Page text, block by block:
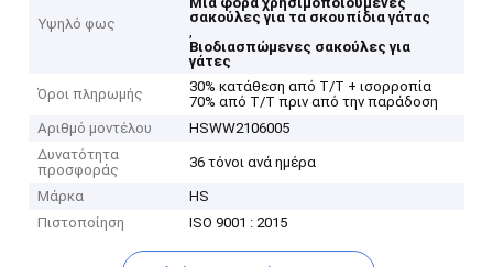
Υψηλό φως
σακούλες για τα σκουπίδια γάτας
,
Βιοδιασπώμενες σακούλες για
γάτες
Όροι πληρωμής
30% κατάθεση από T/T + ισορροπία
70% από T/T πριν από την παράδοση
Αριθμό μοντέλου
HSWW2106005
Δυνατότητα
προσφοράς
36 τόνοι ανά ημέρα
Μάρκα
HS
Πιστοποίηση
ISO 9001 : 2015